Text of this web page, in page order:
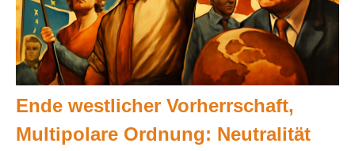
Ende westlicher Vorherrschaft,
Multipolare Ordnung: Neutralität